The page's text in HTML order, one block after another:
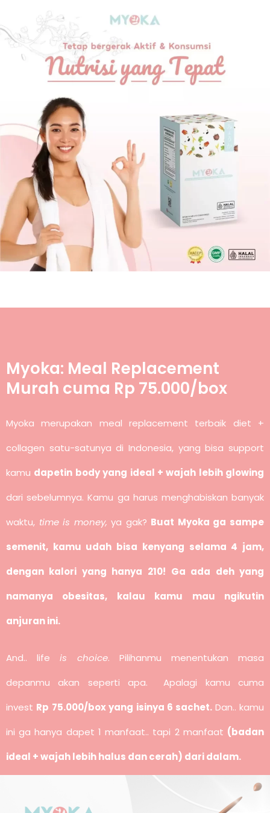
Myoka: Meal Replacement
Murah cuma Rp 75.000/box
Myoka merupakan meal replacement terbaik diet +
collagen satu-satunya di Indonesia, yang bisa support
kamu dapetin body yang ideal + wajah lebih glowing
dari sebelumnya. Kamu ga harus menghabiskan banyak
waktu, time is money,ya gak? Buat Myoka ga sampe
semenit, kamu udah bisa kenyang selama 4 jam,
dengan kalori yang hanya 210! Ga ada deh yang
namanya obesitas, kalau kamu mau ngikutin
anjuran ini.
And.. life is choice. Pilihanmu menentukan masa
depanmu akan seperti apa. Apalagi kamu cuma
invest Rp 75.000/box yang isinya 6 sachet. Dan.. kamu
ini ga hanya dapet 1 manfaat.. tapi 2 manfaat (badan
ideal + wajah lebih halus dan cerah) dari dalam.